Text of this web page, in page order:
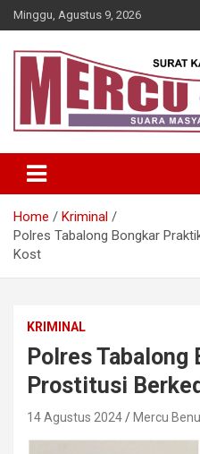
Skip
to
Minggu, Agustus 9, 2026
Mercu Benua
Home
Kriminal
Polres Tabalong Bongkar
Kost
KRIMINAL
Polres Tabalong
Prostitusi
14 Agustus 2024 Mercu